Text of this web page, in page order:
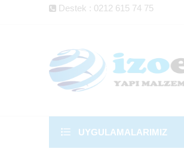
Destek : 0212 615 74 75
UYGULAMALARIMIZ